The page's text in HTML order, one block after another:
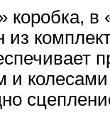
коробка,
из
и